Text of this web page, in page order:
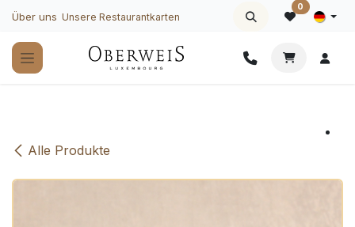
Zum Inhalt springen
Über uns Unsere Restaurantkarten
0
Alle Produkte